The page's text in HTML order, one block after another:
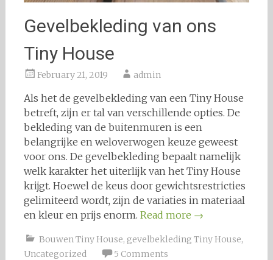
Gevelbekleding van ons
Tiny House
February 21, 2019 admin
Als het de gevelbekleding van een Tiny House
betreft, zijn er tal van verschillende opties. De
bekleding van de buitenmuren is een
belangrijke en weloverwogen keuze geweest
voor ons. De gevelbekleding bepaalt namelijk
welk karakter het uiterlijk van het Tiny House
krijgt. Hoewel de keus door gewichtsrestricties
gelimiteerd wordt, zijn de variaties in materiaal
en kleur en prijs enorm. Read more →
Bouwen Tiny House, gevelbekleding Tiny House,
Uncategorized
5 Comments